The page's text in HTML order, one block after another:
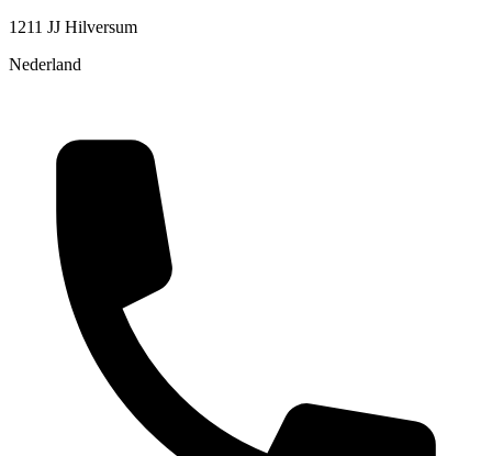
1211 JJ Hilversum
Nederland